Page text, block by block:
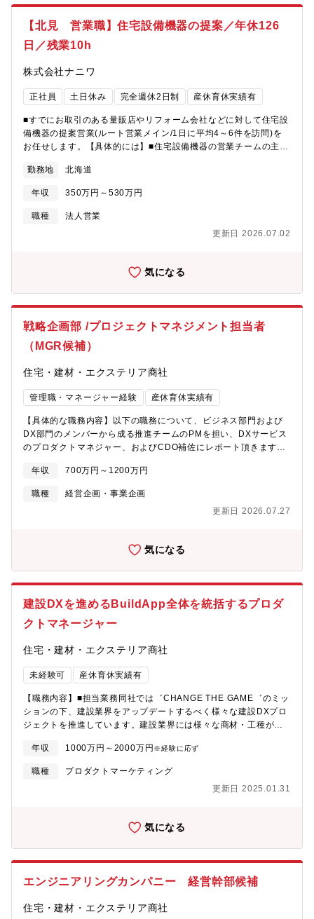
事業実績から底堅い事業基盤と健全な財務体質を維持しており、
坂出地区トップクラスの有力企業です。■高松市・坂出市を中心に
街づくり・暮らしづくりを支える事業なので、「地元に貢献した
い」「地域で働き続けたい」方にとってやりがいを感じる環境で
確保できます。17:15にはほとんどの社員が退社します。
【北見 営業職】住宅設備機器の提案／年休126
日／残業10h
株式会社ナニワ
正社員 土日休み 完全週休2日制 産休育休実績有
■すでにお取引のある量販店やリフォーム会社などに対して住宅設
備機器の提案営業(ルート営業メイン/1日に平均4～6件を訪問)を
お任せします。【具体的には】■住宅設備機器の営業チームの主な
「給湯器」「ガレージ」「トイレ」等。当社の営業組織は商品や
お客様の業種ではなく、エリア制の担当となっている為、効率よ
くお客様を訪問し、商品のご提案をすることが可能です。まずは
お客様としっかり関係を構築し、現場のニーズを把握したうえで
勤務地 北海道
年収 350万円～530万円
職種
法人営業
更新日 2026.07.02
気になる
戦略企画部 /プロジェクトマネジメント担当者
（MGR候補）
住宅・建材・エクステリア商社
管理職・マネージャー経験 産休育休実績有
【具体的な職務内容】以下の職務について、ビジネス部門および
DX部門のメンバーから成る推進チームのPMを担い、DXサービス
のプロダクトマネジャー、およびCDO補佐にレポート頂きます。
づいた各種ディレクション（調査・分析、ビジネス幹部とのコミ
ュニケーション、プロマネ等）■DX戦略に基く、建設DXサービス
企画・開発（サービス立上げ・浸透含む）に関するプロジェクト
マネジメント■DX戦略の具体施策を効果的に実行するための、ビ
■NOHARAの考えに強く共感し、建設業界におけるDX化を強く推
体工事に関するDXサービスの企画・開発・展開に関するプロジェ
ジネスのDX戦略の企画・推進、特定DXサービスのプロダクト責
任者【配属部署】戦略企画部【メンバー構成】■部長1名、メンバ
業務となるため、特定の研修期間は無く、プロジェクトに参画頂
くプロジェクトについて現担当者で約3か月伴走し、徐々に役割を
当を引き継いだ後も、前担当者が適宜サポート出来る体制を整え
ています。【同業界・同職種経験者から見た当社で働く魅力】■社
会課題の解決、業界の変革に携わることが出来る■建設DXについ
ービス企画、開発、立上げ、展開に一貫して携わることが出来る■
大手にはない裁量権を持ったチャレンジが出来る■建設商社であり
ら下流まで広くカバー出来る【NOHARAグループについて】
鋼、土木関連資材の販売・施工、及び道路標識の製造・販売を手
掛ける老舗企業です。■これまで建設・商社事業をメインに展開し
てきましたが、IT/AIの力を活用したビジネスモデルの変革を行っ
ております。※建設業界の「脱炭素化」や「効率化」は国も推進
しており国とも連携しながら進めることもございます。社会イン
フラを支えたい方や建設業界の「不」を解決し日本の未来を支え
が多く残っておりますが、同社は業界で先駆けてデジタル化を進
年収 700万円～1200万円
職種
経営企画・事業企画
更新日 2026.07.27
気になる
建設DXを進めるBuildApp全体を統括するプロダ
クトマネージャー
住宅・建材・エクステリア商社
未経験可 産休育休実績有
【職務内容】■担当業務同社では゛CHANGE THE GAME゛のミッ
ションの下、建設業界をアップデートするべく様々な建設DXプロ
ジェクトを推進しています。建設業界には様々な商材・工種があ
今後、建設DXサービスについても対象範囲拡大を加速させるた
め、業界や同社の各ビジネス全体を見据えたDX戦略を推し進めて
います。建設業界はBIM（Building Information Modeling）を始
めとしたデジタル化が急速に進みつつあり、現在のアナログな商
ービス（https://build-app.jp/）は、建設業界のホットトピックの
建材メーカーなど各ステークホルダーとの施工現場での実証も進
募集します。本ポジションは、経営目線でご参画いただき、自社
ず、建設業界そのものをリードするダイナミックな活躍を期待さ
年収 1000万円～2000万円 ※経験に応ず
職種
プロダクトマーケティング
更新日 2025.01.31
気になる
エンジニアリングカンパニー 経営幹部候補
住宅・建材・エクステリア商社